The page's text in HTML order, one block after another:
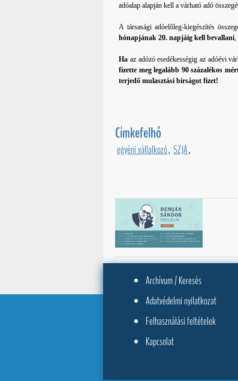
adóalap alapján kell a várható adó
A társasági adóelőleg-kiegészítés
hónapjának 20. napjáig kell bevallani,
Ha az adózó esedékességig az adóévi
fizette meg legalább 90 százalékos
terjedő mulasztási bírságot fizet!
Címkefelhő
egyéni vállalkozó, SZJA,
Archívum / Keresés
Adatvédelmi nyilatkozat
Felhasználási feltételek
Kapcsolat